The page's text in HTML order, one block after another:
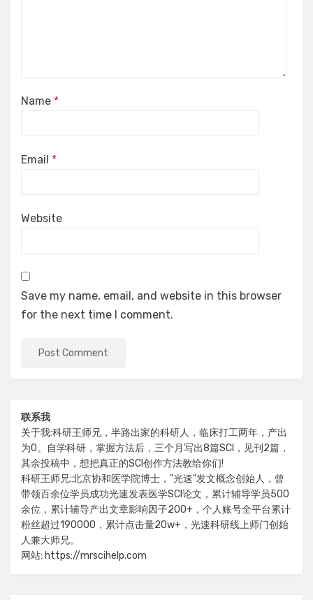
Name *
Email *
Website
Save my name, email, and website in this browser
for the next time I comment.
联系我
关于我:科研王师兄，半路出家的科研人，临床打工两年，产出
为0。自学科研，掌握方法后，三个月写出8篇SCI，见刊2篇，
其余投稿中，想把真正的SCI创作方法教给你们!
科研王师兄:北京协和医学院博士，"光速"发文概念创始人，曾
带领百余位学员成功光速发表医学SCI论文，累计辅导学员500
余位，累计辅导产出文章影响因子200+，个人账号全平台累计
粉丝超过190000，累计点击量20w+，光速科研线上师门创始
人兼大师兄。
网站: https://mrscihelp.com